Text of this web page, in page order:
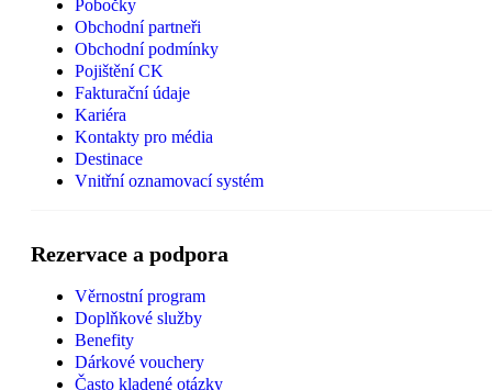
Pobočky
Obchodní partneři
Obchodní podmínky
Pojištění CK
Fakturační údaje
Kariéra
Kontakty pro média
Destinace
Vnitřní oznamovací systém
Rezervace a podpora
Věrnostní program
Doplňkové služby
Benefity
Dárkové vouchery
Často kladené otázky